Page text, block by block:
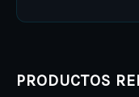
PRODUCTOS